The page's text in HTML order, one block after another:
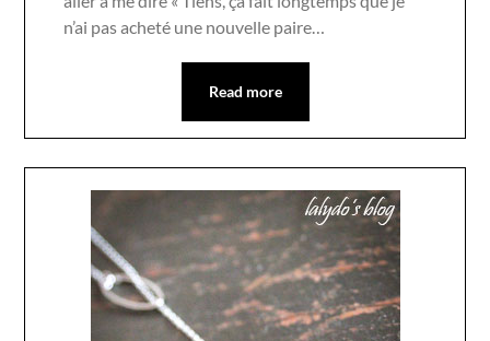
n’ai pas acheté une nouvelle paire…
Read more